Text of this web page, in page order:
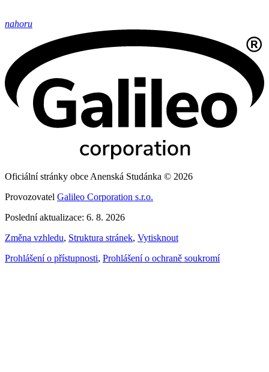
nahoru
Oficiální stránky obce Anenská Studánka © 2026
Provozovatel Galileo Corporation s.r.o.
Poslední aktualizace: 6. 8. 2026
Změna vzhledu, Struktura stránek, Vytisknout
Prohlášení o přístupnosti, Prohlášení o ochraně soukromí